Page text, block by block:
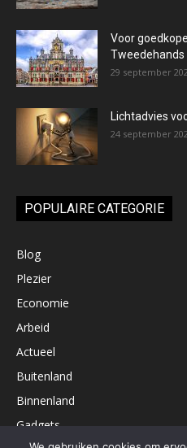
Voor
29 september
Lichtadvies
24 september
POPULAIRE CATEGORIE
Blog
Plezier
Economie
Arbeid
Actueel
Buitenland
Binnenland
Gadgets